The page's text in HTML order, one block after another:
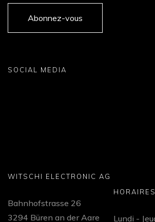
Abonnez-vous
SOCIAL MEDIA
WITSCHI ELECTRONIC AG
Bahnhofstrasse 26
3294 Büren an der Aare
Lundi -